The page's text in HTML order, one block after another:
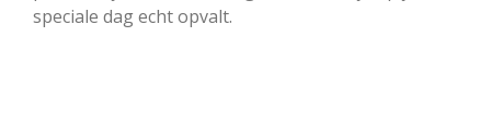
speciale dag echt opvalt.